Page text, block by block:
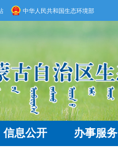
中华人民共和国生态环境部
信息公开 办事服务